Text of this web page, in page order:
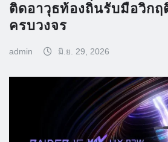
ติดอาวุธท้องถิ่นรับมือวิก
ครบวงจร
admin มิ.ย. 29, 2026